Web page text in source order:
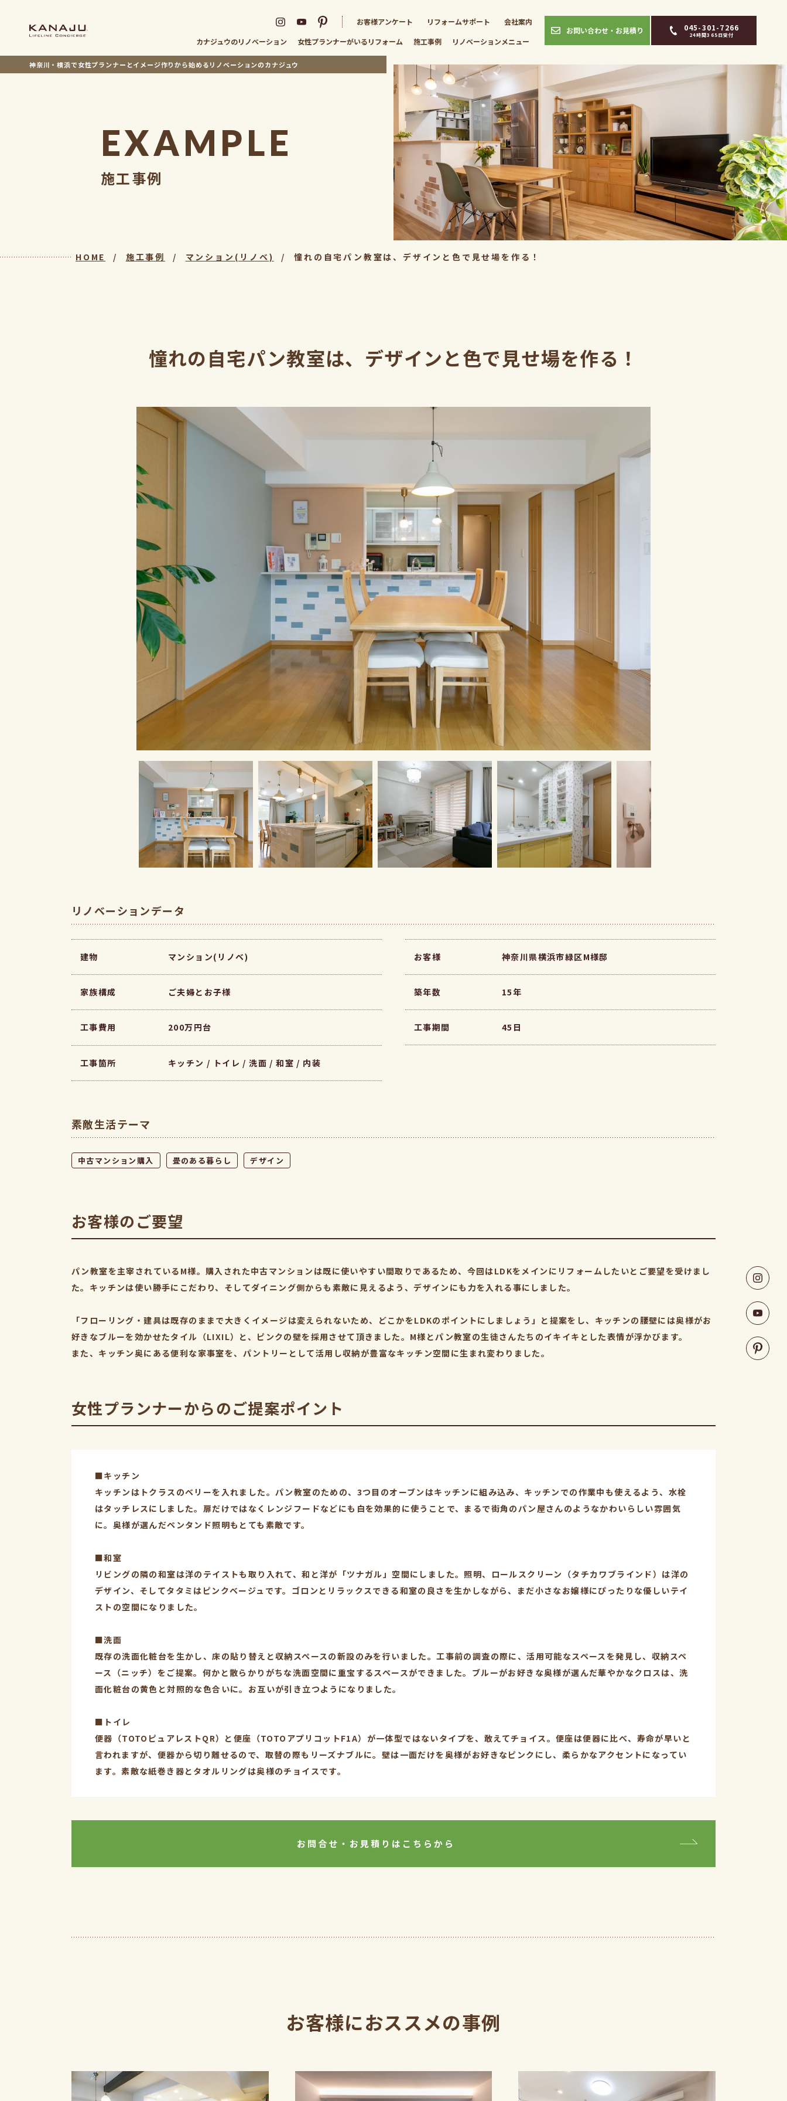
神奈川・横浜で女性プランナーとイメージ作りから始めるリノベーションのカナジュウ
カナジュウのリノベーション 女性プランナーがいるリフォーム 施工事例 リノベーションメニュー
お問い合わせ・お見積り 045-301-7266
24時間365日受付
お客様アンケート リフォームサポート 会社案内
EXAMPLE
施工事例
HOME 施工事例 マンション(リノベ) 憧れの自宅パン教室は、デザインと色で見せ場を作る！
憧れの自宅パン教室は、デザインと色で見せ場を作る！
リノベーションデータ
建物 マンション(リノベ) お客様 神奈川県横浜市緑区M様邸
家族構成 ご夫婦とお子様 築年数 15年
工事費用 200万円台 工事期間 45日
工事箇所 キッチン / トイレ / 洗面 / 和室 / 内装
素敵生活テーマ
中古マンション購入 畳のある暮らし デザイン
お客様のご要望
パン教室を主宰されているM様。購入された中古マンションは既に使いやすい間取りであるため、今回はLDKをメインにリフォームしたいとご要望を受けまし
た。キッチンは使い勝手にこだわり、そしてダイニング側からも素敵に見えるよう、デザインにも力を入れる事にしました。
「フローリング・建具は既存のままで大きくイメージは変えられないため、どこかをLDKのポイントにしましょう」と提案をし、キッチンの腰壁には奥様がお
好きなブルーを効かせたタイル（LIXIL）と、ピンクの壁を採用させて頂きました。M様とパン教室の生徒さんたちのイキイキとした表情が浮かびます。
また、キッチン奥にある便利な家事室を、パントリーとして活用し収納が豊富なキッチン空間に生まれ変わりました。
女性プランナーからのご提案ポイント
■キッチン
キッチンはトクラスのベリーを入れました。パン教室のための、3つ目のオーブンはキッチンに組み込み、キッチンでの作業中も使えるよう、水栓
はタッチレスにしました。扉だけではなくレンジフードなどにも白を効果的に使うことで、まるで街角のパン屋さんのようなかわいらしい雰囲気
に。奥様が選んだペンタンド照明もとても素敵です。
■和室
リビングの隣の和室は洋のテイストも取り入れて、和と洋が「ツナガル」空間にしました。照明、ロールスクリーン（タチカワブラインド）は洋の
デザイン、そしてタタミはピンクベージュです。ゴロンとリラックスできる和室の良さを生かしながら、まだ小さなお嬢様にぴったりな優しいテイ
ストの空間になりました。
■洗面
既存の洗面化粧台を生かし、床の貼り替えと収納スペースの新設のみを行いました。工事前の調査の際に、活用可能なスペースを発見し、収納スペ
ース（ニッチ）をご提案。何かと散らかりがちな洗面空間に重宝するスペースができました。ブルーがお好きな奥様が選んだ華やかなクロスは、洗
面化粧台の黄色と対照的な色合いに。お互いが引き立つようになりました。
■トイレ
便器（TOTOピュアレストQR）と便座（TOTOアプリコットF1A）が一体型ではないタイプを、敢えてチョイス。便座は便器に比べ、寿命が早いと
言われますが、便器から切り離せるので、取替の際もリーズナブルに。壁は一面だけを奥様がお好きなピンクにし、柔らかなアクセントになってい
ます。素敵な紙巻き器とタオルリングは奥様のチョイスです。
お問合せ・ お見積りはこちらから
お客様におススメの事例